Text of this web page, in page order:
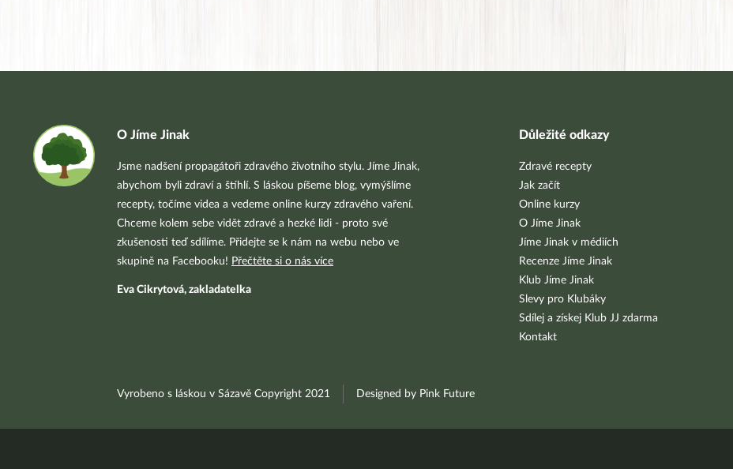
O Jíme Jinak
Jsme nadšení propagátoři zdravého životního stylu. Jíme Jinak,
abychom byli zdraví a štíhlí. S láskou píšeme blog, vymýšlíme
recepty, točíme videa a vedeme online kurzy zdravého vaření.
Chceme kolem sebe vidět zdravé a hezké lidi - proto své
zkušenosti teď sdílíme. Přidejte se k nám na webu nebo ve
skupině na Facebooku! Přečtěte si o nás více
Eva Cikrytová, zakladatelka
Důležité odkazy
Zdravé recepty
Jak začít
Online kurzy
O Jíme Jinak
Jíme Jinak v médiích
Recenze Jíme Jinak
Klub Jíme Jinak
Slevy pro Klubáky
Sdílej a získej Klub JJ zdarma
Kontakt
Vyrobeno s láskou v Sázavě Copyright 2021 Designed by Pink Future